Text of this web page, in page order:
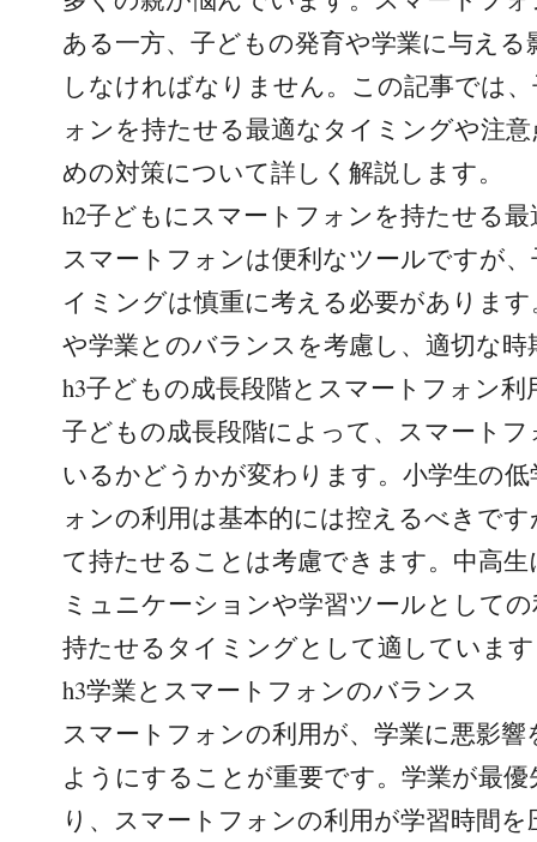
ある一方、子どもの発育や学業に与え
しなければなりません。この記事では
ォンを持たせる最適なタイミングや注
めの対策について詳しく解説します。
h2子どもにスマートフォンを持たせる
スマートフォンは便利なツールですが
イミングは慎重に考える必要がありま
や学業とのバランスを考慮し、適切な
h3子どもの成長段階とスマートフォン利
子どもの成長段階によって、スマート
いるかどうかが変わります。小学生の
ォンの利用は基本的には控えるべきで
て持たせることは考慮できます。中高
ミュニケーションや学習ツールとして
持たせるタイミングとして適していま
h3学業とスマートフォンのバランス
スマートフォンの利用が、学業に悪影
ようにすることが重要です。学業が最
り、スマートフォンの利用が学習時間